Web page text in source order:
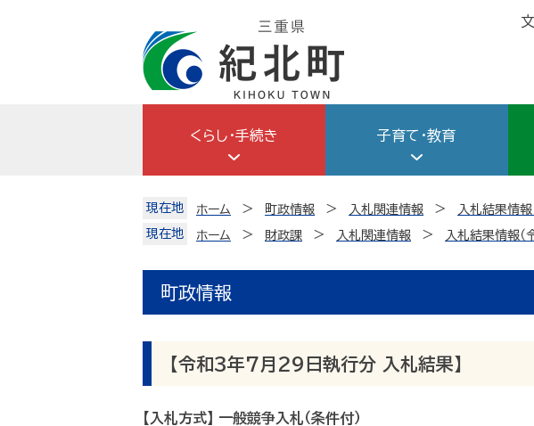
くらし・手続き 子育て・教育
現在地 ホーム 町政情報 入札関連情報 入札結果情報
現在地
ホーム 財政課 入札関連情報 入札結果情報（
町政情報
【令和3年7月29日執行分 入札結果】
【入札方式】 一般競争入札（条件付）